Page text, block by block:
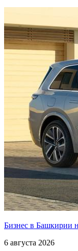
Бизнес в Башкирии
6 августа 2026